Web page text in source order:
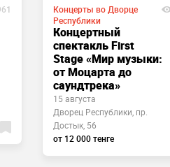
Концерты во Дворце
Республики
Концертный
спектакль First
Stage «Мир музыки:
от Моцарта до
саундтрека»
15 августа
Дворец Республики, пр.
Достык, 56
от 12 000 тенге